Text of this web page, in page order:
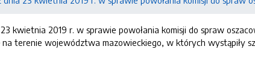
kwietnia 2019 r. w sprawie powołania komisji do spraw
na terenie województwa mazowieckiego, w których wystąpiły